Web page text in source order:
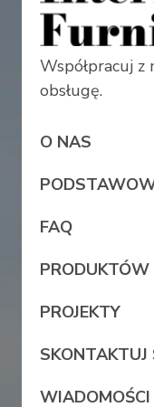
Współpracuj z
obsługę.
O NAS
FAQ
PRODUKTÓW
PROJEKTY
SKONTAKTUJ
WIADOMOŚCI